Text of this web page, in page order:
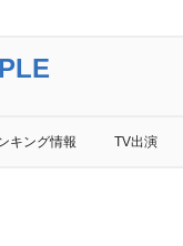
キング情報 TV出演